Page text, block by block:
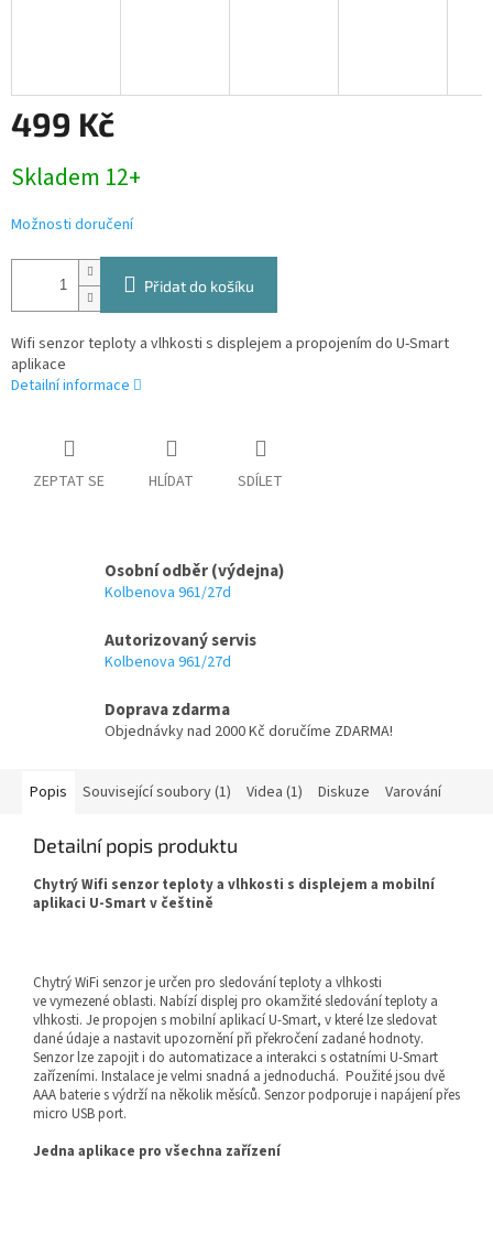
499 Kč
cena:
Skladem 12+
Možnosti doručení
Přidat do košíku
Wifi senzor teploty a vlhkosti s displejem a propojením do U-Smart
aplikace
Detailní informace
ZEPTAT SE HLÍDAT SDÍLET
Osobní odběr (výdejna)
Kolbenova 961/27d
Autorizovaný servis
Kolbenova 961/27d
Doprava zdarma
Objednávky nad 2000 Kč doručíme ZDARMA!
Popis Související soubory (1) Videa (1) Diskuze Varování
Detailní popis produktu
Chytrý Wifi senzor teploty a vlhkosti s displejem a mobilní
aplikaci U-Smart v češtině
Chytrý WiFi senzor je určen pro sledování teploty a vlhkosti
ve vymezené oblasti. Nabízí displej pro okamžité sledování teploty a
vlhkosti. Je propojen s mobilní aplikací U-Smart, v které lze sledovat
dané údaje a nastavit upozornění při překročení zadané hodnoty.
Senzor lze zapojit i do automatizace a interakci s ostatními U-Smart
zařízeními. Instalace je velmi snadná a jednoduchá. Použité jsou dvě
AAA baterie s výdrží na několik měsíců. Senzor podporuje i napájení přes
micro USB port.
Jedna aplikace pro všechna zařízení